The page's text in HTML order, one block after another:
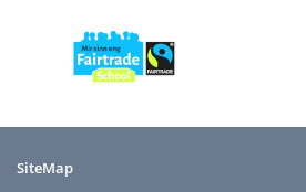
SiteMap